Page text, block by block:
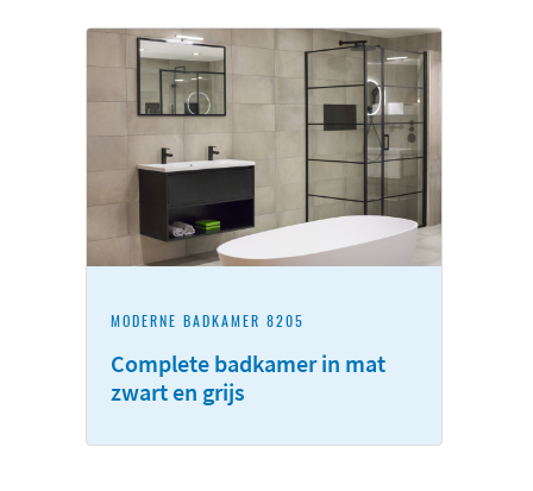
MODERNE BADKAMER 8205
Complete badkamer in mat
zwart en grijs